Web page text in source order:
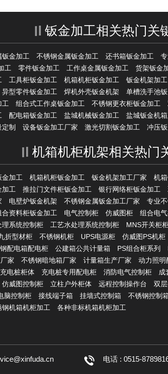
钣金加工相关热门关
钣金加工 不锈钢金属钣金加工 还书箱钣金加工
工
零件钣金加工 工作桌金属钣金加工 货架钣金
工具柜钣金加工 机箱机柜钣金加工 钣金机架加工
异型零件钣金加工
焊机外壳钣金机架 单槽洗手池
工
组合式工作桌钣金加工 不锈钢更衣柜钣金加工
配电箱钣金加工 盐城机械钣金加工 盐城钣金机
制
设备钣金加工厂家 激光切割钣金加工 冲压
机箱机柜机架相关热门
金加工 机箱机柜钣金加工 钣金机架加工厂家 机
加工
推拉门文件柜钣金加工 银行网络柜钣金加工
电壁炉钣金机架 不锈钢金属钣金加工厂家 专业
合资料柜钣金加工
电气控制柜 仿威图柜 组合电
理系统控制柜
工艺水处理系统控制柜 MNS开关柜
折型材柜
不锈钢机柜 UPS电源柜 仿威图PS机柜
配电箱配电柜
公建箱公共计量箱 PS组合柜系列
家
不锈钢暗地箱厂家 计量箱生产厂家 动力照明
电桩柜体
充电桩专用配电柜 消防电气控制柜 成
仿威图控制柜
立柱户外柜体 远程控制操作台 双
脑控制柜
接线端子箱 挂墙式控制箱 不锈钢控制
钢机箱机柜加工
各种非标机箱机柜加工
电话 : 0515-